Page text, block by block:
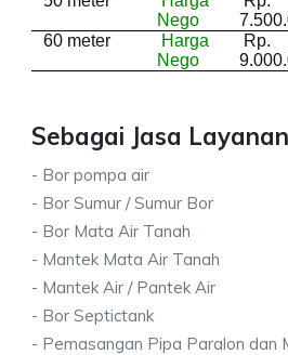
Nego
60 meter
Harga
Nego
Rp.
Sebagai Jasa
- Bor pompa air
- Bor Sumur / Sumur Bor
- Bor Mata Air Tanah
- Mantek Mata Air Tanah
- Mantek Air / Pantek Air
- Bor Septictank
- Pemasangan Pipa Paralon dan